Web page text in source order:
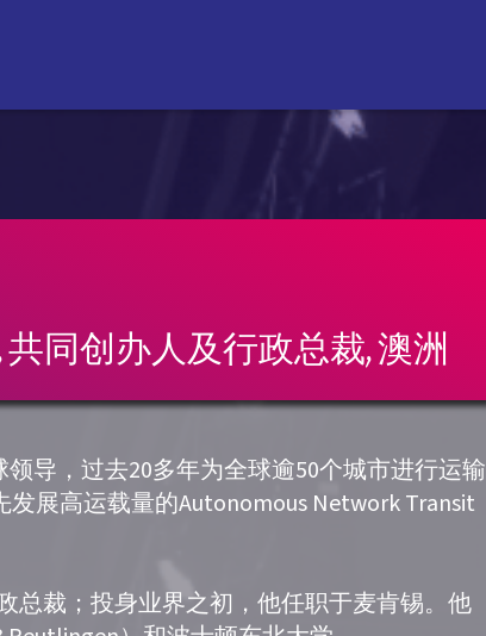
共同创办人及行政总裁, 澳洲
导，过去20多年为全球逾50个城市进行运输
展高运载量的Autonomous Network Transit
总裁；投身业界之初，他任职于麦肯锡。他